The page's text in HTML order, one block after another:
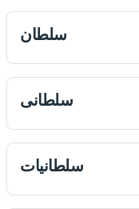
سلطان
سلطانى
سلطانيات